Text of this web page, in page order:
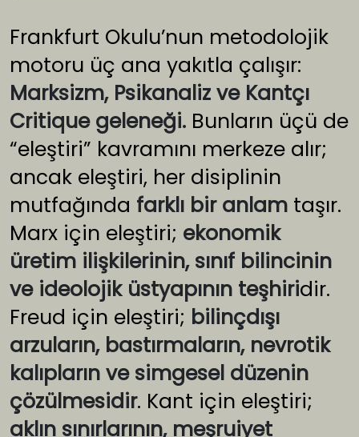
Frankfurt Okulu’nun metodolojik
motoru üç ana yakıtla çalışır:
Marksizm, Psikanaliz ve Kantçı
Critique geleneği. Bunların üçü de
“eleştiri” kavramını merkeze alır;
ancak eleştiri, her disiplinin
mutfağında farklı bir anlam taşır.
Marx için eleştiri; ekonomik
üretim ilişkilerinin, sınıf bilincinin
ve ideolojik üstyapının teşhiridir.
Freud için eleştiri; bilinçdışı
arzuların, bastırmaların, nevrotik
kalıpların ve simgesel düzenin
çözülmesidir. Kant için eleştiri;
aklın sınırlarının, meşruiyet